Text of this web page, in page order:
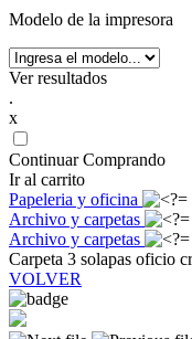
Modelo de la impresora
Ver resultados
.
x
Continuar Comprando
Ir al carrito
Papeleria y oficina
Archivo y carpetas
Archivo y carpetas
Carpeta 3 solapas oficio
VOLVER